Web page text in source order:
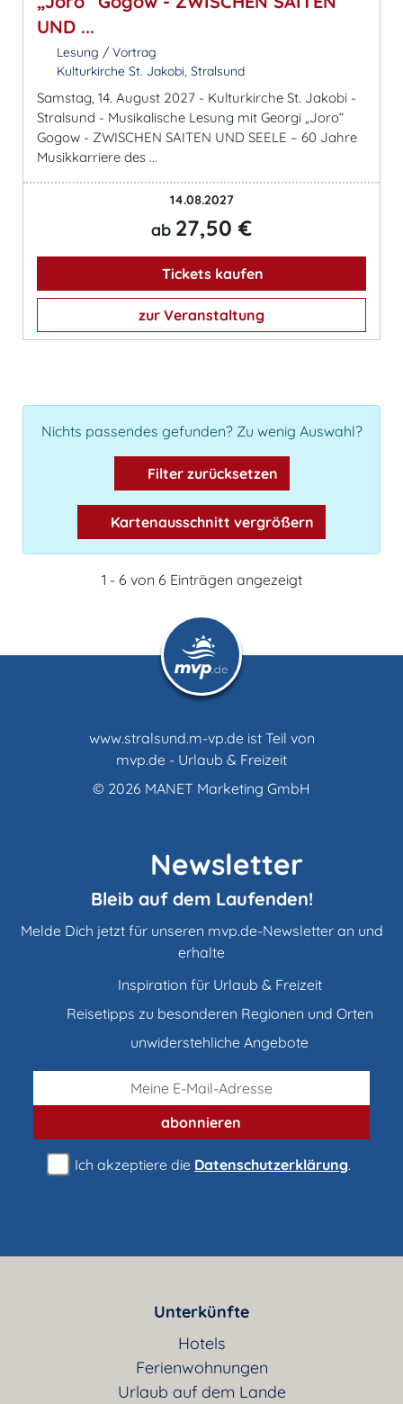
UND ...
Lesung / Vortrag
Kulturkirche St. Jakobi, Stralsund
Samstag, 14. August 2027 - Kulturkirche St. Jakobi -
Stralsund - Musikalische Lesung mit Georgi „Joro“
Gogow - ZWISCHEN SAITEN UND SEELE – 60 Jahre
Musikkarriere des ...
14.08.2027
ab 27,50 €
Tickets kaufen
zur Veranstaltung
Nichts passendes gefunden? Zu wenig Auswahl?
Filter zurücksetzen
Kartenausschnitt vergrößern
1 - 6 von 6 Einträgen angezeigt
www.stralsund.m-vp.de ist Teil von
mvp.de - Urlaub & Freizeit
© 2026 MANET Marketing GmbH
Newsletter
Bleib auf dem Laufenden!
Melde Dich jetzt für unseren mvp.de-Newsletter an und
erhalte
Inspiration für Urlaub & Freizeit
Reisetipps zu besonderen Regionen und Orten
unwiderstehliche Angebote
abonnieren
Ich akzeptiere die Datenschutzerklärung.
Unterkünfte
Hotels
Ferienwohnungen
Urlaub auf dem Lande